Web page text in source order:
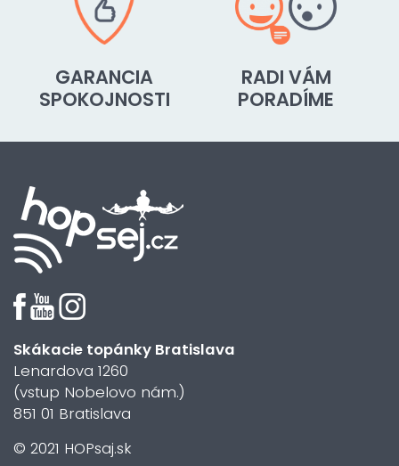
GARANCIA
SPOKOJNOSTI
RADI VÁM
PORADÍME
Skákacie topánky Bratislava
Lenardova 1260
(vstup Nobelovo nám.)
851 01 Bratislava
© 2021 HOPsaj.sk